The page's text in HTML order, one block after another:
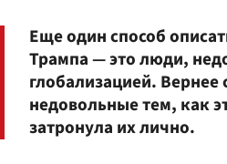
Еще один способ
Трампа — это люди,
глобализацией. Вернее
недовольные тем, как
затронула их лично.